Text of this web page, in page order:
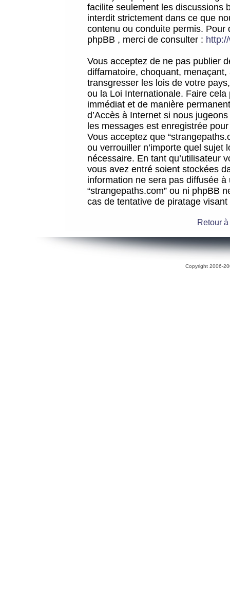
facilite seulement les discussions
interdit strictement dans ce que
contenu ou conduite permis.
phpBB , merci de consulter :
Vous acceptez de ne pas publier
diffamatoire, choquant,
transgresser les lois de votre
ou la Loi Internationale. Faire
immédiat et de manière
d’Accès à Internet si nous
les messages est enregistrée
Vous acceptez que
ou verrouiller n’importe quel sujet
nécessaire. En tant qu’utilisateur
vous avez entré soient stockées
information ne sera pas diffusée
“strangepaths.com” ou ni phpBB
cas de tentative de piratage
Retour
Copyright 2006-